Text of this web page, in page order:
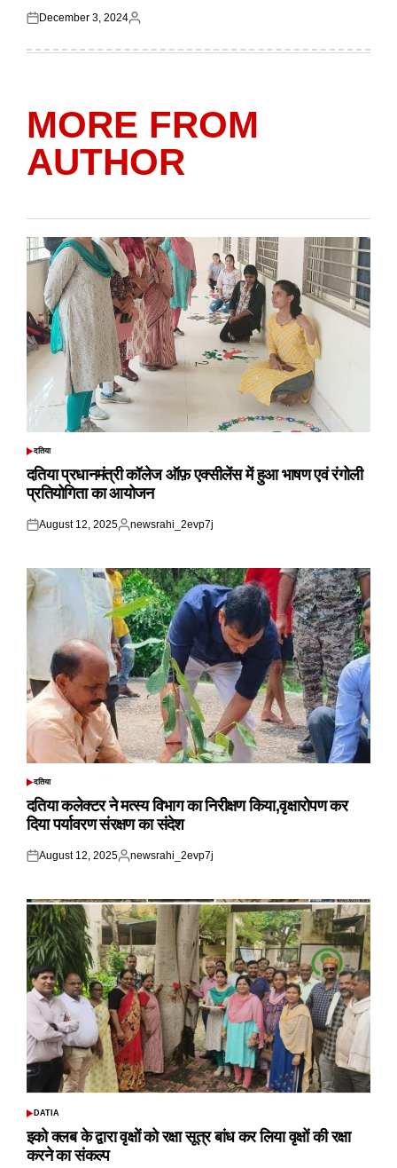
Posted
December 3, 2024
Posted
MORE FROM
AUTHOR
POSTED
दतिया
दतिया प्रधानमंत्री कॉलेज ऑफ़ एक्सीलेंस में हुआ भाषण एवं रंगोली
प्रतियोगिता का आयोजन
Posted
August 12, 2025
Posted
newsrahi_2evp7j
POSTED
दतिया
दतिया कलेक्टर ने मत्स्य विभाग का निरीक्षण किया,वृक्षारोपण कर
दिया पर्यावरण संरक्षण का संदेश
Posted
August 12, 2025
Posted
newsrahi_2evp7j
POSTED
DATIA
इको क्लब के द्वारा वृक्षों को रक्षा सूत्र बांध कर लिया वृक्षों की रक्षा
करने का संकल्प